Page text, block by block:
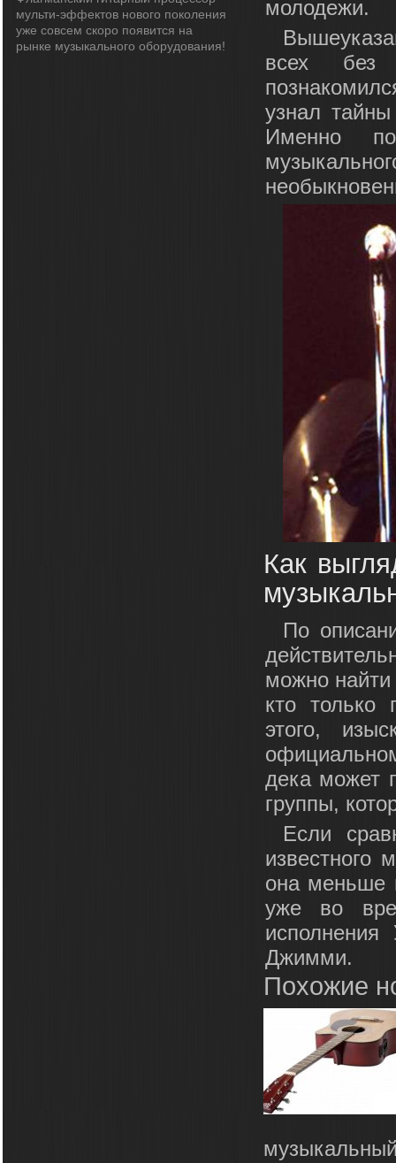
мульти-эффектов нового поколения
уже совсем скоро появится на
рынке музыкального оборудования!
молодежи.
всех без
узнал
Именно
Как
По
можно найти
кто только
этого,
дека может
группы,
Если
известного
она меньше
уже во
Джимми.
Похожие